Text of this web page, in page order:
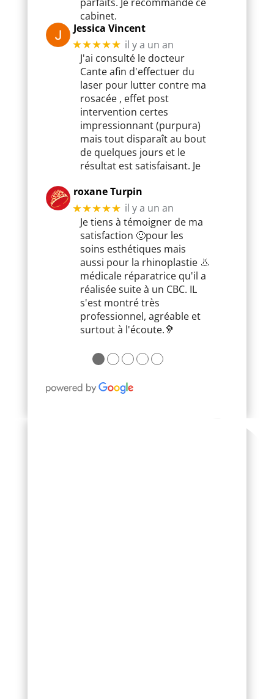
cabinet.
Jessica Vincent
★★★★★ il y a un an
J'ai consulté le docteur
Cante afin d'effectuer du
laser pour lutter contre ma
rosacée , effet post
intervention certes
impressionnant (purpura)
mais tout disparaît au bout
de quelques jours et le
résultat est satisfaisant. Je
roxane Turpin
★★★★★ il y a un an
Je tiens à témoigner de ma
satisfaction 🙂pour les
soins esthétiques mais
aussi pour la rhinoplastie 👃
médicale réparatrice qu'il a
réalisée suite à un CBC. IL
s'est montré très
professionnel, agréable et
surtout à l'écoute.🦻
●●●●●